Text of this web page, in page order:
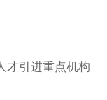
才引进重点机构